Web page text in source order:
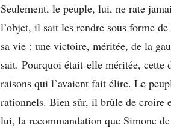
Seulement, le peuple, lui, ne rate
l’objet, il sait les rendre sous forme
sa vie : une victoire, méritée, de la
sait. Pourquoi était-elle méritée, cette
raisons qui l’avaient fait élire. Le
rationnels. Bien sûr, il brûle de croire
lui, la recommandation que Simone